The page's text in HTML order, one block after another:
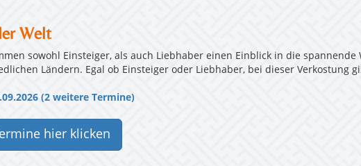
Welt
sowohl Einsteiger, als auch Liebhaber einen Einblick in die spannende
Ländern. Egal ob Einsteiger oder Liebhaber, bei dieser Verkostung
(2 weitere Termine)
hier klicken